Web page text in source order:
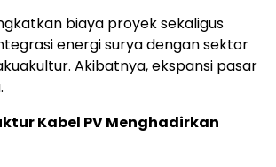
biaya proyek sekaligus
energi surya dengan sektor
Akibatnya, ekspansi pasar
Kabel PV Menghadirkan